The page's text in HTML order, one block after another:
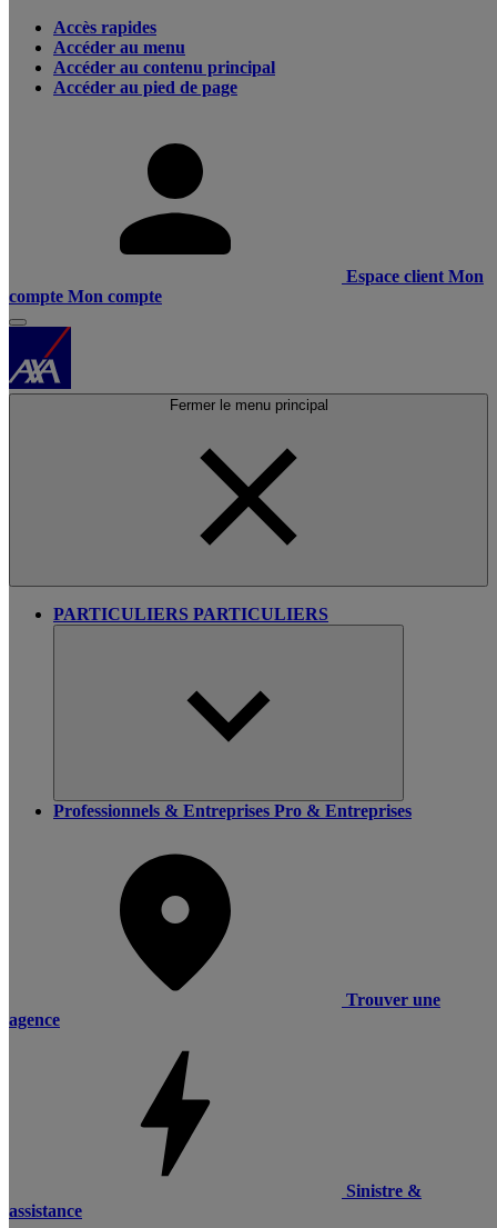
Accès rapides
Accéder au menu
Accéder au contenu principal
Accéder au pied de page
Espace client Mon
compte Mon compte
Fermer le menu principal
PARTICULIERS PARTICULIERS
Professionnels & Entreprises Pro & Entreprises
Trouver une
agence
Sinistre &
assistance